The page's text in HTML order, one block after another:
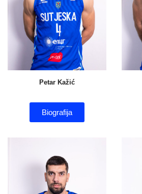
Petar Kažić
Biografija